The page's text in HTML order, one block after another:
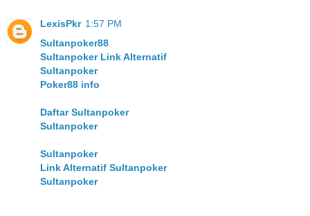
LexisPkr 1:57 PM
Sultanpoker88
Sultanpoker Link Alternatif
Sultanpoker
Poker88 info
Daftar Sultanpoker
Sultanpoker
Sultanpoker
Link Alternatif Sultanpoker
Sultanpoker